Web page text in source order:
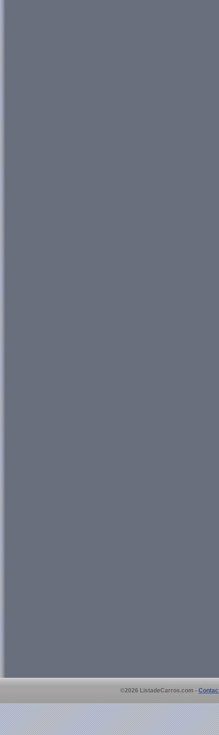
©2026 ListadeCarros.com -